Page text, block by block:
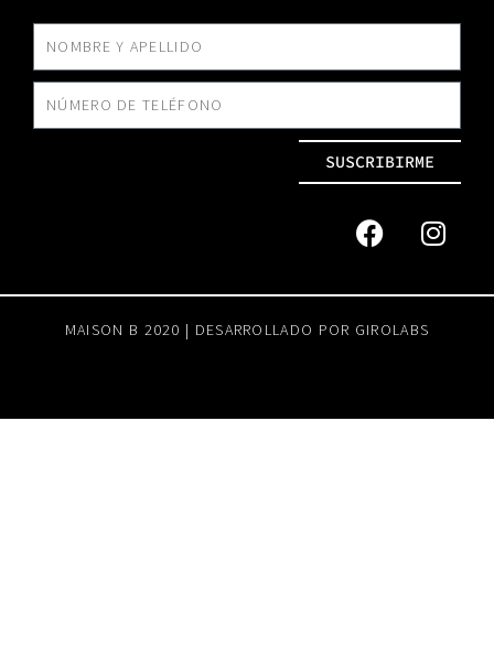
SUSCRIBIRME
MAISON B 2020 | DESARROLLADO POR GIROLABS